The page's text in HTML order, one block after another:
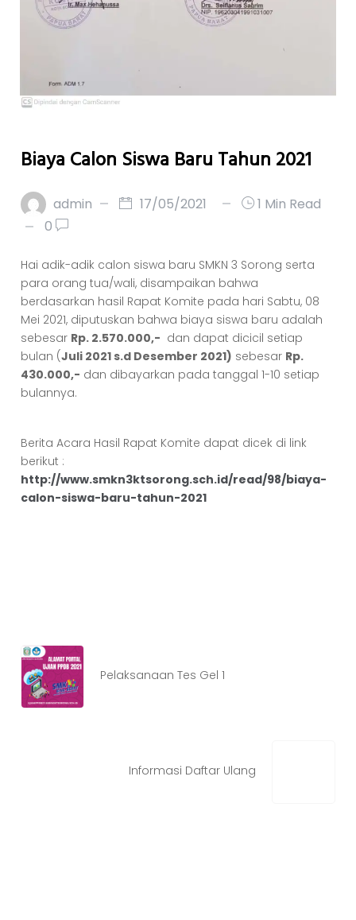
Biaya Calon Siswa Baru Tahun 2021
admin 17/05/2021
1 Min Read
0
Hai adik-adik calon siswa baru SMKN 3 Sorong serta
para orang tua/wali, disampaikan bahwa
berdasarkan hasil Rapat Komite pada hari Sabtu, 08
Mei 2021, diputuskan bahwa biaya siswa baru adalah
sebesar Rp. 2.570.000,- dan dapat dicicil setiap
bulan (Juli 2021 s.d Desember 2021) sebesar Rp.
430.000,- dan dibayarkan pada tanggal 1-10 setiap
bulannya.
Berita Acara Hasil Rapat Komite dapat dicek di link
berikut :
http://www.smkn3ktsorong.sch.id/read/98/biaya-
calon-siswa-baru-tahun-2021
Pelaksanaan Tes Gel 1
Informasi Daftar Ulang